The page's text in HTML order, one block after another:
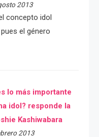
2013
concepto idol
el género
lo más importante
idol? responde la
Kashiwabara
2013